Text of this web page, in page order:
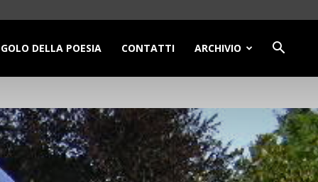
DELLA POESIA CONTATTI ARCHIVIO